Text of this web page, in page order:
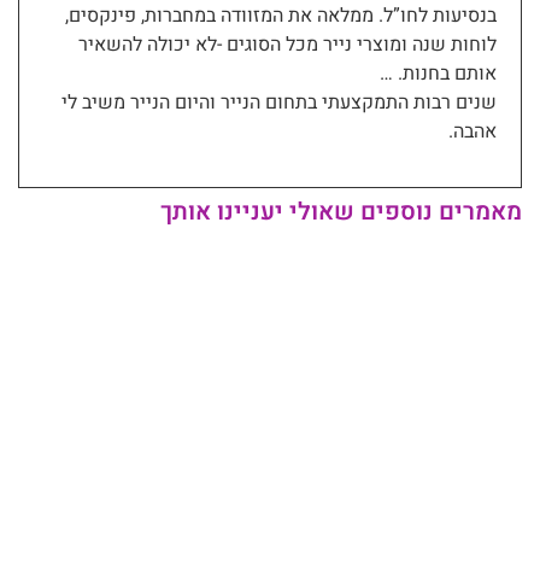
בנסיעות לחו”ל. ממלאה את המזוודה במחברות, פינקסים,
לוחות שנה ומוצרי נייר מכל הסוגים -לא יכולה להשאיר
אותם בחנות. …
שנים רבות התמקצעתי בתחום הנייר והיום הנייר משיב לי
אהבה.
מאמרים נוספים שאולי יעניינו אותך